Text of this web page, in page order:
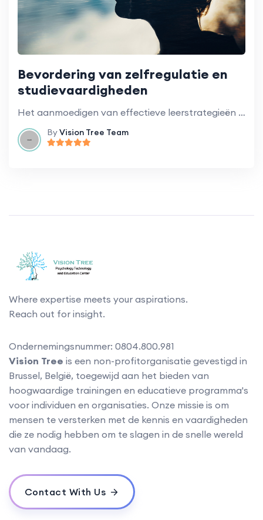
Bevordering van zelfregulatie en
studievaardigheden
Het aanmoedigen van effectieve leerstrategieën en zelfregulerend gedrag bij studenten.
ByVision Tree Team
Where expertise meets your aspirations.
Reach out for insight.
Ondernemingsnummer: 0804.800.981
Vision Tree is een non-profitorganisatie gevestigd in
Brussel, België, toegewijd aan het bieden van
hoogwaardige trainingen en educatieve programma's
voor individuen en organisaties. Onze missie is om
mensen te versterken met de kennis en vaardigheden
die ze nodig hebben om te slagen in de snelle wereld
van vandaag.
Contact With Us